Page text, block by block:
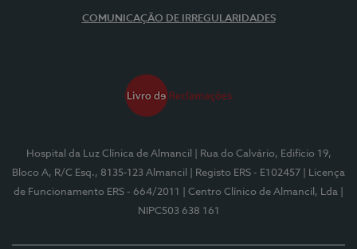
COMUNICAÇÃO DE IRREGULARIDADES
Hospital da Luz Clínica de Almancil
| Rua do Calvário, Edifício 19,
Bloco A, R/C Esq., 8135-123 Almancil
| Registo ERS - E102457
| Licença
de Funcionamento ERS - 664/2011
| Centro Clínico de Almancil, Lda
NIPC503 638 161